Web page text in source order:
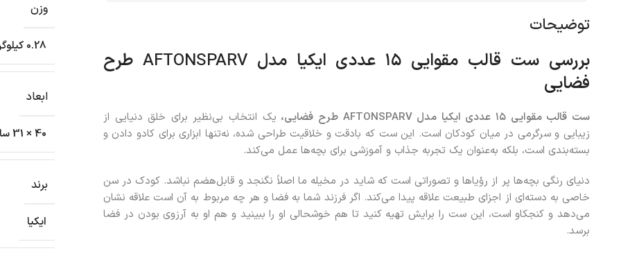
توضیحات
بررسی ست قالب مقوایی ۱۵ عددی ایکیا مدل AFTONSPARV طرح
فضایی
ست قالب مقوایی ۱۵ عددی ایکیا مدل AFTONSPARV طرح فضایی، یک انتخاب بی‌نظیر برای خلق دنیایی از
زیبایی و سرگرمی در میان کودکان است. این ست که بادقت و خلاقیت طراحی شده، نه‌تنها ابزاری برای کادو دادن و
بسته‌بندی است، بلکه به‌عنوان یک تجربه جذاب و آموزشی برای بچه‌ها عمل می‌کند.
دنیای رنگی بچه‌ها پر از رؤیاها و تصوراتی است که شاید در مخیله ما اصلاً نگنجد و قابل‌هضم نباشد. کودک در سن
خاصی به دسته‌ای از اجزای طبیعت علاقه پیدا می‌کند. اگر فرزند شما به فضا و هر چه مربوط به آن است علاقه نشان
می‌دهد و کنجکاو است، این ست را برایش تهیه کنید تا هم خوشحالی او را ببینید و هم او به آرزوی بودن در فضا
برسد.
وزن
0.28 کیلوگرم
ابعاد
40 × 31 سانتیمتر
برند
ایکیا